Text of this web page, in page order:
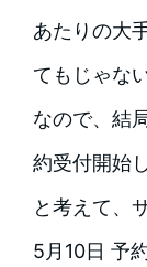
あたりの大
てもじゃな
なので、結
約受付開始
と考えて、
5月10日 予